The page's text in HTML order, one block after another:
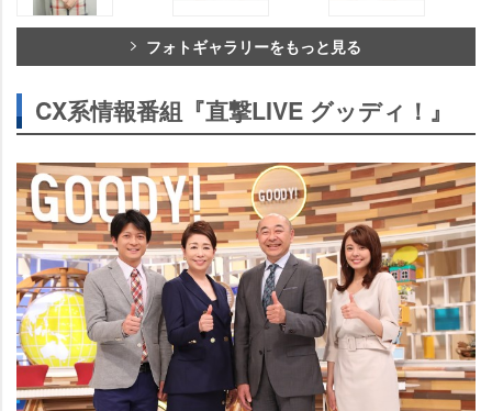
フォトギャラリーをもっと見る
CX系情報番組『直撃LIVE グッディ！』